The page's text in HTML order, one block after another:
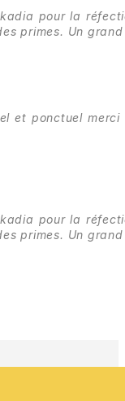
pour la
primes. Un
et ponctuel
pour la
primes. Un